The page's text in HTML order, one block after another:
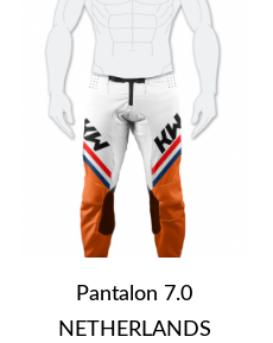
Pantalon 7.0
NETHERLANDS